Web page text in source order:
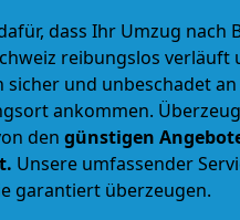
dass Ihr Umzug nach
reibungslos verläuft
sicher und unbeschadet
ankommen.
den günstigen
. Unsere umfassender
garantiert überzeugen.